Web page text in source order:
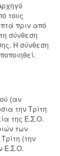
τους
πριν από
σύνθεση
Η σύνθεση
(αν
την Τρίτη
της Ε.Σ.Ο.
των
(την
Ε.Σ.Ο.